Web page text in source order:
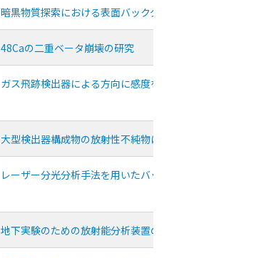
暗黒物質探索における表面バックグラウンドの除去研究
48Caの二重ベータ崩壊の研究
ガス飛跡検出器による方向に感度を持つ暗黒物質探索実験
大型検出器構成物の放射性不純物によるバックグラウンドイ
レーザー分光分析手法を用いたバックグラウンド評価に関す
地下実験のための放射能分析装置の開発